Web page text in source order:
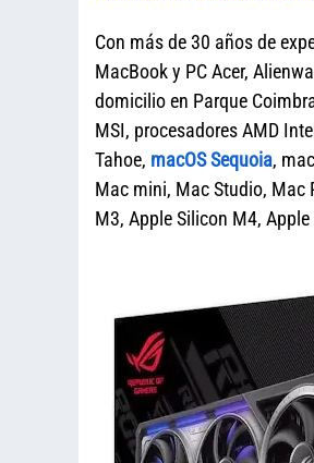
Con más de 30 años de
MacBook y PC Acer,
domicilio en Parque
MSI, procesadores AMD
Tahoe, macOS Sequoia,
Mac mini, Mac Studio, Mac
M3, Apple Silicon M4,